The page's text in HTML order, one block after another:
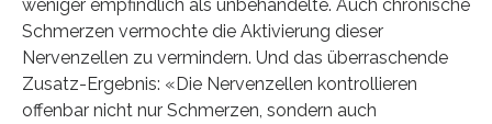
weniger empfindlich als unbehandelte. Auch chronische
Schmerzen vermochte die Aktivierung dieser
Nervenzellen zu vermindern. Und das überraschende
Zusatz-Ergebnis: «Die Nervenzellen kontrollieren
offenbar nicht nur Schmerzen, sondern auch